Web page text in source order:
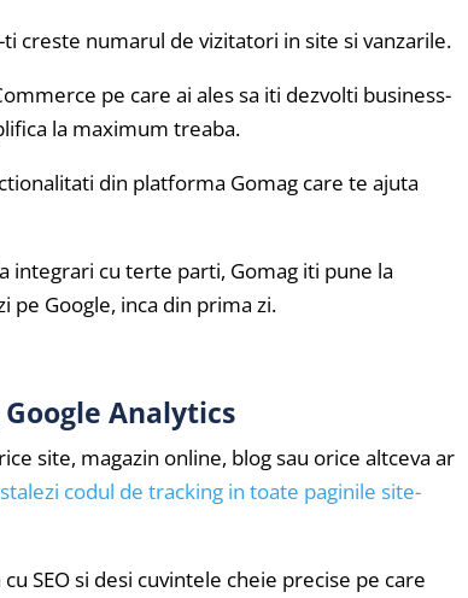
creste numarul de vizitatori in site si vanzarile.
pe care ai ales sa iti dezvolti business-
la maximum treaba.
din platforma Gomag care te ajuta
integrari cu terte parti, Gomag iti pune la
pe Google, inca din prima zi.
Analytics
site, magazin online, blog sau orice altceva ar
codul de tracking in toate paginile site-
SEO si desi cuvintele cheie precise pe care